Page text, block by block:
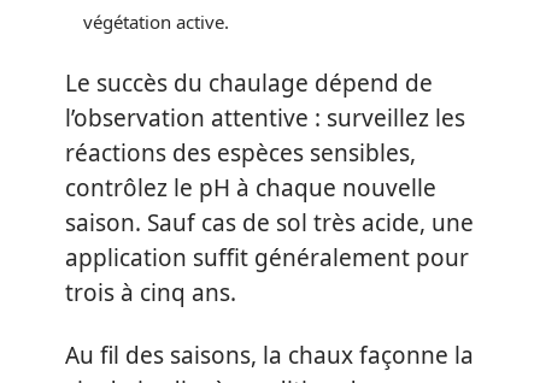
végétation active.
Le succès du chaulage dépend de
l’observation attentive : surveillez les
réactions des espèces sensibles,
contrôlez le pH à chaque nouvelle
saison. Sauf cas de sol très acide, une
application suffit généralement pour
trois à cinq ans.
Au fil des saisons, la chaux façonne la